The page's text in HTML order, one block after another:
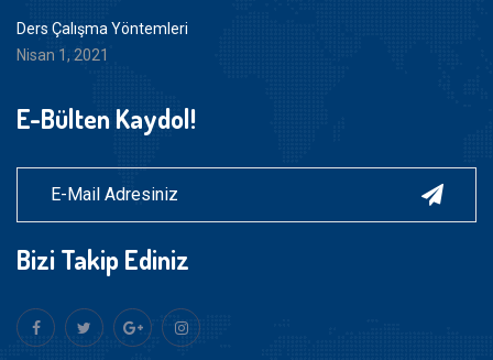
Ders Çalışma Yöntemleri
Nisan 1, 2021
E-Bülten Kaydol!
Bizi Takip Ediniz